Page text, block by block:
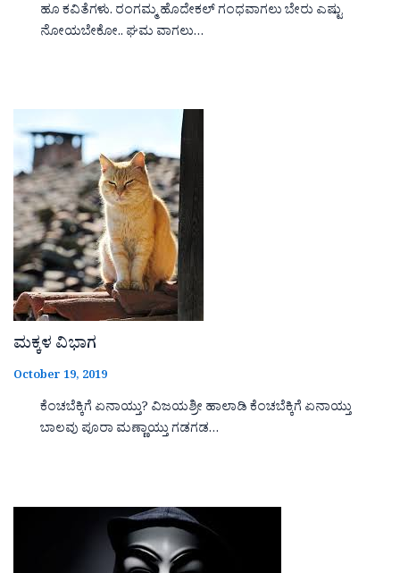
ಹೂ ಕವಿತೆಗಳು. ರಂಗಮ್ಮ ಹೊದೇಕಲ್ ಗಂಧವಾಗಲು ಬೇರು ಎಷ್ಟು
ನೋಯಬೇಕೋ.. ಘಮ ವಾಗಲು…
ಮಕ್ಕಳ ವಿಭಾಗ
October 19, 2019
ಕೆಂಚಬೆಕ್ಕಿಗೆ ಏನಾಯ್ತು? ವಿಜಯಶ್ರೀ ಹಾಲಾಡಿ ಕೆಂಚಬೆಕ್ಕಿಗೆ ಏನಾಯ್ತು
ಬಾಲವು ಪೂರಾ ಮಣ್ಣಾಯ್ತು ಗಡಗಡ…